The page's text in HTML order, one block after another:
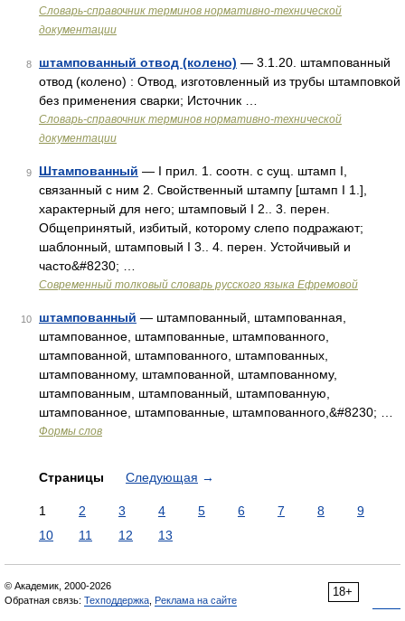
Словарь-справочник терминов нормативно-технической
документации
8 штампованный отвод (колено) — 3.1.20. штампованный
отвод (колено) : Отвод, изготовленный из трубы штамповкой
без применения сварки; Источник …
Словарь-справочник терминов нормативно-технической
документации
9 Штампованный — I прил. 1. соотн. с сущ. штамп I,
связанный с ним 2. Свойственный штампу [штамп I 1.],
характерный для него; штамповый I 2.. 3. перен.
Общепринятый, избитый, которому слепо подражают;
шаблонный, штамповый I 3.. 4. перен. Устойчивый и
часто&#8230; …
Современный толковый словарь русского языка Ефремовой
10 штампованный — штампованный, штампованная,
штампованное, штампованные, штампованного,
штампованной, штампованного, штампованных,
штампованному, штампованной, штампованному,
штампованным, штампованный, штампованную,
штампованное, штампованные, штампованного,&#8230; …
Формы слов
Страницы Следующая →
1 2 3 4 5 6 7 8
9
10
11 12 13
18+
© Академик, 2000-2026
Обратная связь: Техподдержка Реклама на сайте